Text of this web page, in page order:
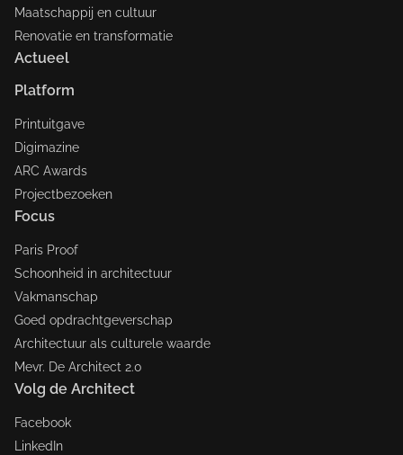
Maatschappij en cultuur
Renovatie en transformatie
Actueel
Platform
Printuitgave
Digimazine
ARC Awards
Projectbezoeken
Focus
Paris Proof
Schoonheid in architectuur
Vakmanschap
Goed opdrachtgeverschap
Architectuur als culturele waarde
Mevr. De Architect 2.0
Volg de Architect
Facebook
LinkedIn